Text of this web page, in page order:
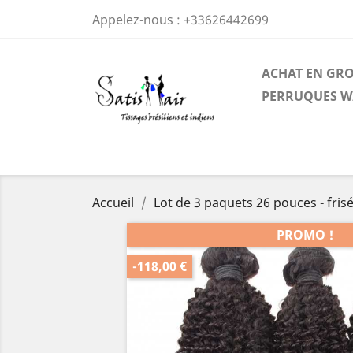
Appelez-nous : +33626442699
ACHAT EN
PERRUQUES
Accueil
Lot de 3 paquets 26 pouces -
PROMO !
-118,00 €